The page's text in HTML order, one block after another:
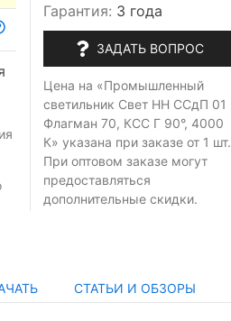
Гарантия: 3 года
ЗАДАТЬ ВОПРОС
Цена на «Промышленный
светильник Свет НН ССдП 01
Флагман 70, КСС Г 90°, 4000
К» указана при заказе от 1 шт.
При оптовом заказе могут
предоставляться
дополнительные скидки.
СТАТЬИ И ОБЗОРЫ